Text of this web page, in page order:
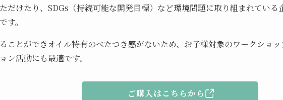
だけたり、SDGs（持続可能な開発目標）など環境問題に取り組まれている
す。
ことができオイル特有のべたつき感がないため、お子様対象のワークショ
ン活動にも最適です。
ご購入はこちらから